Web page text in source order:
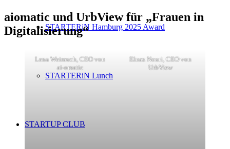
STARTERiN Hamburg 2025 Award
STARTERiN Lunch
STARTUP CLUB
aiomatic und UrbView für „Frauen in
Digitalisierung“
Lena Weirauch, CEO von
ai-omatic
Elnaz Nouri, CEO von
UrbView